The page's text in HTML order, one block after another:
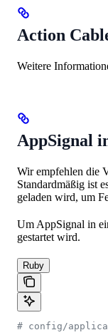
Action
Weitere
AppSignal
Wir empfehlen die
Standardmäßig ist
geladen wird, um
Um AppSignal in
gestartet wird.
Ruby
# config/